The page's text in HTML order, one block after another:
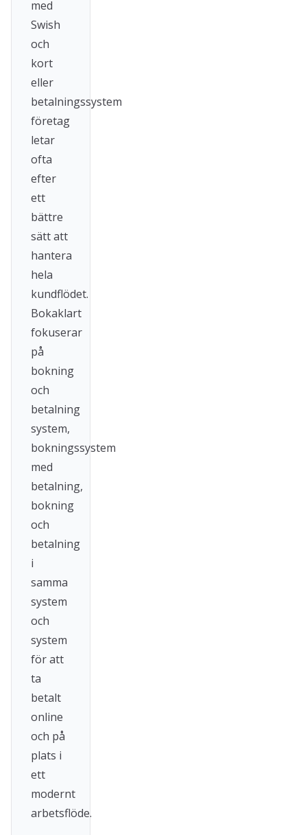
med
Swish
och
kort
eller
betalningssystem
företag
letar
ofta
efter
ett
bättre
sätt att
hantera
hela
kundflödet.
Bokaklart
fokuserar
på
bokning
och
betalning
system,
bokningssystem
med
betalning,
bokning
och
betalning
i
samma
system
och
system
för att
ta
betalt
online
och på
plats i
ett
modernt
arbetsflöde.